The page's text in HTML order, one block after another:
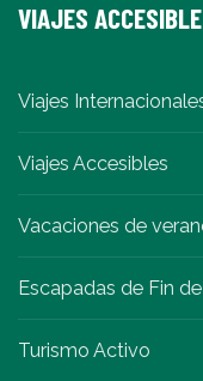
VIAJES
Viajes
Viajes Accesibles
Vacaciones de
Escapadas de Fin
Turismo Activo